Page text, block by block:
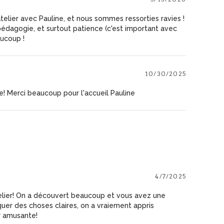
avec Pauline, et nous sommes ressorties ravies !
et surtout patience (c'est important avec
!
10/30/2025
Merci beaucoup pour l'accueil Pauline
4/7/2025
On a découvert beaucoup et vous avez une
des choses claires, on a vraiement appris